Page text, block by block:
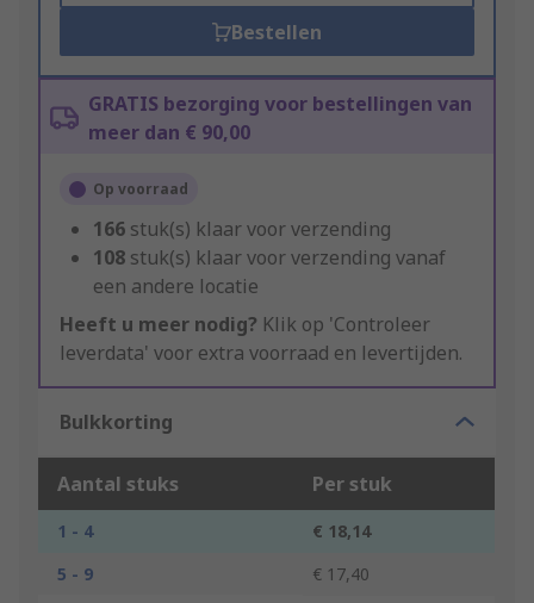
Bestellen
GRATIS bezorging voor bestellingen van
meer dan € 90,00
Op voorraad
166 stuk(s) klaar voor verzending
108 stuk(s) klaar voor verzending vanaf
een andere locatie
Heeft u meer nodig? Klik op 'Controleer
leverdata' voor extra voorraad en levertijden.
Bulkkorting
Aantal stuks Per stuk
1 - 4
€ 18,14
5 - 9
€ 17,40